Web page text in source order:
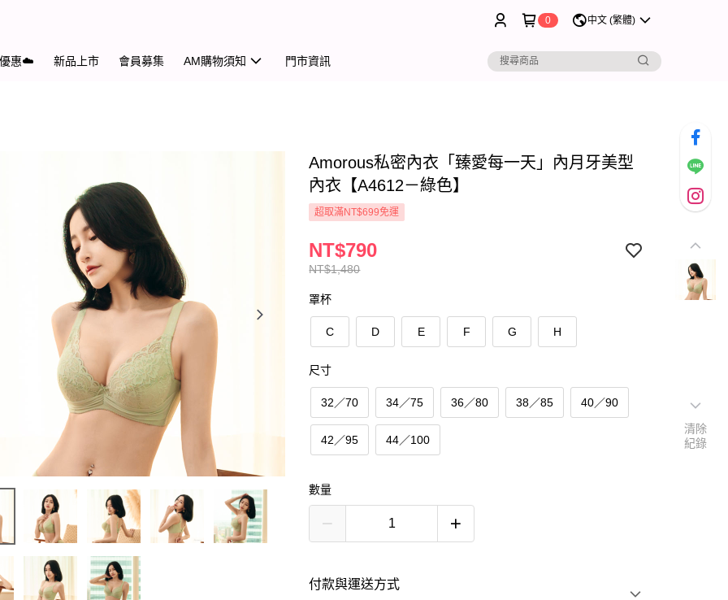
0 中文 (繁體)
惠☁️ 新品上市 會員募集 AM購物須知 門市資訊
Amorous私密內衣「臻愛每一天」內月牙美型
內衣【A4612－綠色】
超取滿NT$699免運
NT$1,480
NT$790
罩杯
C D E F G H
尺寸
32／70 34／75 36／80 38／85 40／90
42／95 44／100
數量
付款與運送方式
清除
紀錄